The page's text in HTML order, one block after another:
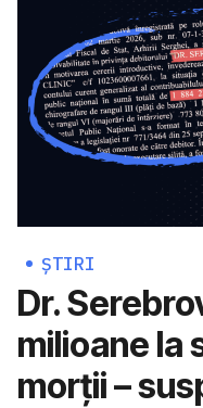
ȘTIRI
Dr.
milioane la
morții –